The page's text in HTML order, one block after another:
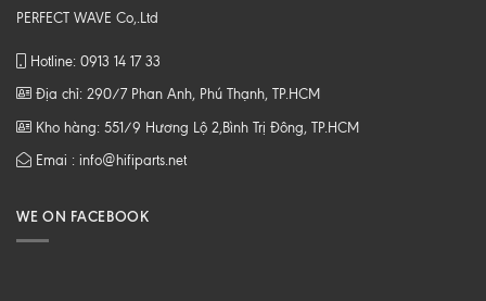
PERFECT WAVE Co,.Ltd
Hotline: 0913 14 17 33
Địa chỉ: 290/7 Phan Anh, Phú Thạnh, TP.HCM
Kho hàng: 551/9 Hương Lộ 2,Bình Trị Đông, TP.HCM
Emai : info@hifiparts.net
WE ON FACEBOOK